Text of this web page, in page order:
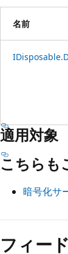
名前
適用対象
こちらも
暗号化サ
フィー